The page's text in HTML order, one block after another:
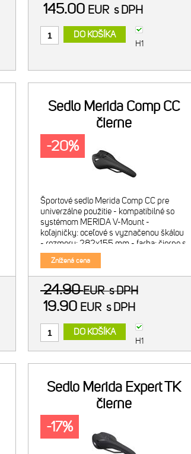
145.00 EUR s DPH
DO KOŠÍKA
H1
Sedlo Merida Comp CC
čierne
Športové sedlo Merida Comp CC pre
univerzálne použitie - kompatibilné so
systémom MERIDA V-Mount -
koľajničky: oceľové s vyznačenou škálou
- rozmery: 282x155 mm - farba: čierne s
lesklou grafikou - hmotnosť: 332 g
Znížená cena
-20%
24.90EURs DPH
19.90 EUR s DPH
DO KOŠÍKA
H1
Sedlo Merida Expert TK
čierne
-17%